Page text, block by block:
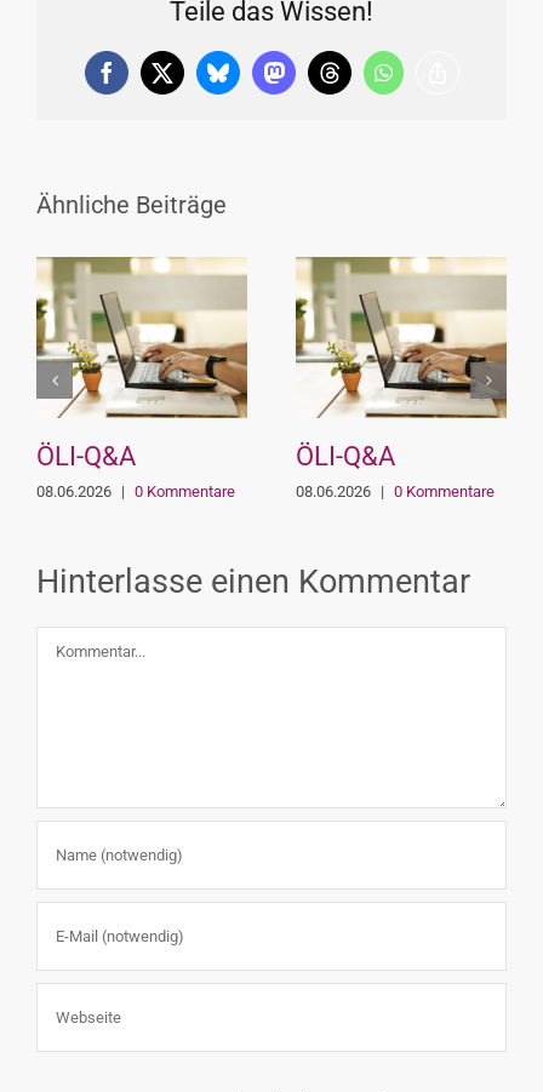
Teile das Wissen!
Facebook
X BlueskyMastodonThreadsWhatsApp
Ähnliche Beiträge
ÖLI-Q&A
08.06.2026 | 0 Kommentare
ÖLI-Q&A
08.06.2026 | 0 Kommentare
Hinterlasse einen Kommentar
Kommentar